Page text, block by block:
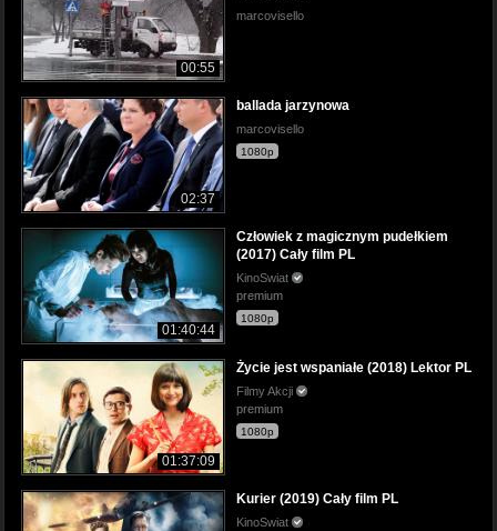
00:55
marcovisello
02:37
ballada jarzynowa
marcovisello
1080p
01:40:44
Człowiek z magicznym pudełkiem
(2017) Cały film PL
KinoSwiat
premium
1080p
01:37:09
Życie jest wspaniałe (2018) Lektor PL
Filmy Akcji
premium
1080p
Kurier (2019) Cały film PL
KinoSwiat